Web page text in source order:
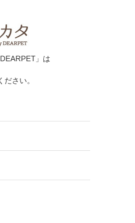
」は
さい。